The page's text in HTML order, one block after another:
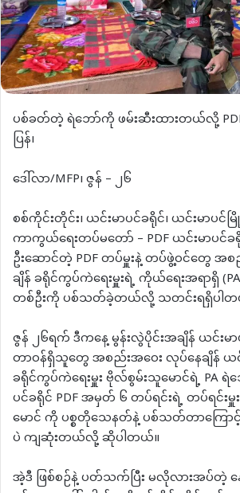
ပစ်ခတ်တဲ့ ရဲဘော်ကို ဖမ်းဆီးထားတယ်လို့
ပြန်၊
ဒေါ်လာ/MFP၊ ဇွန် – ၂၆
စစ်ကိုင်းတိုင်း၊ ယင်းမာပင်ခရိုင်၊ ယင်းမာပ
ကာကွယ်ရေးတပ်မတော် – PDF ယင်းမာပင်
ဦးဆောင်တဲ့ PDF တပ်မှူးနဲ့ တပ်ဖွဲ့ဝင်တွေ အ
ချိန် ခရိုင်ကွပ်ကဲရေးမှူးရဲ့ ကိုယ်ရေးအရာရှိ
တစ်ဦးကို ပစ်သတ်ခဲ့တယ်လို့ သတင်းရရှိပါ
ဇွန် ၂၆ရက် ဒီကနေ့ မွန်းလွဲပိုင်းအချိန် ယင်းမာ
တာဝန်ရှိသူတွေ အစည်းအဝေး လုပ်နေချိန် ယင်
ခရိုင်ကွပ်ကဲရေးမှူး ဗိုလ်စွမ်းသူမောင်ရဲ့ PA ရဲ
ပင်ခရိုင် PDF အမှတ် ၆ တပ်ရင်းရဲ့ တပ်ရင်း
မောင် ကို ပစ္စတိုသေနတ်နဲ့ ပစ်သတ်တာကြောင့်
ပဲ ကျဆုံးတယ်လို့ ဆိုပါတယ်။
အဲ့ဒီ ဖြစ်စဉ်နဲ့ ပတ်သက်ပြီး မလိုလားအပ်တဲ့